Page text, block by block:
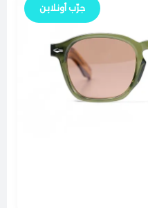
جرّب أونلاين